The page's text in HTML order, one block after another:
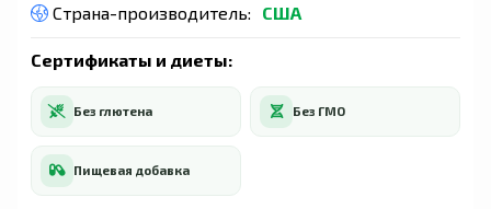
Страна-производитель: США
Сертификаты и диеты:
Без глютена Без ГМО
Пищевая добавка